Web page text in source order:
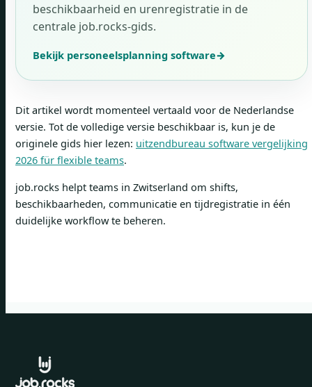
beschikbaarheid en urenregistratie in de
centrale job.rocks-gids.
Bekijk personeelsplanning software→
Dit artikel wordt momenteel vertaald voor de Nederlandse
versie. Tot de volledige versie beschikbaar is, kun je de
originele gids hier lezen: uitzendbureau software vergelijking
2026 für flexible teams.
job.rocks helpt teams in Zwitserland om shifts,
beschikbaarheden, communicatie en tijdregistratie in één
duidelijke workflow te beheren.